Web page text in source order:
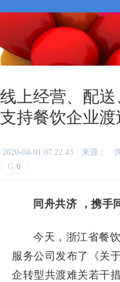
线上经营、配
支持餐饮企业渡
2020-04-01 07:22:43 来源：
G 0
同舟共济 ，携手
今天，浙江省餐
服务公司发布了《关
企转型共渡难关若干